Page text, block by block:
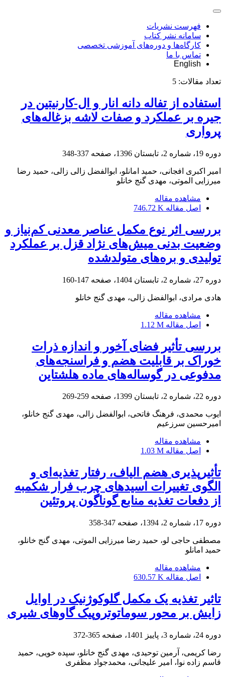
فهرست نشریات
سامانه نشر کتاب
کارگاه‌ها و دوره‌های آموزشی تخصصی
تماس با ما
English
تعداد مقالات: 5
استفاده از تفاله دانه انار و ال-کارنیتین در
جیره بر عملکرد و صفات لاشه بزغاله‌های
پرواری
دوره 19، شماره 2، تابستان 1396، صفحه 337-348
امیر اکبری افجانی، حمید امانلو، ابوالفضل زالی زالی، حمید رضا
میرزایی الموتی، مهدی گنج خانلو
مشاهده مقاله
اصل مقاله 746.72 K
بررسی اثر نوع مکمل عناصر معدنی کم‌نیاز و
وضعیت بدنی میش‌های نژاد قزل بر عملکرد
تولیدی و بره‌های متولدشده
دوره 27، شماره 2، تابستان 1404، صفحه 147-160
هادی مرادی، ابوالفضل زالی، مهدی گنج خانلو
مشاهده مقاله
اصل مقاله 1.12 M
بررسی تأثیر فضای آخور و اندازه ذرات
خوراک بر قابلیت هضم و فراسنجه‌های
مدفوعی در گوساله‌های ماده هلشتاین
دوره 22، شماره 2، تابستان 1399، صفحه 259-269
ایوب محمدی، فرهنگ فاتحی، ابوالفضل زالی، مهدی گنج خانلو،
امیرحسین سرزعیم
مشاهده مقاله
اصل مقاله 1.03 M
تأثیرپذیری هضم الیاف، رفتار تغذیه‌ای و
الگوی تغییرات اسیدهای چرب فرار شکمبه
از دفعات تغذیه منابع گوناگون پروتئین
دوره 17، شماره 2، 1394، صفحه 347-358
مصطفی حاجی لو، حمید رضا میرزایی الموتی، مهدی گنج خانلو،
حمید امانلو
مشاهده مقاله
اصل مقاله 630.57 K
تاثیر تغذیه یک مکمل گلوکوژنیک در اوایل
زایش بر محور سوماتوتروپیک گاوهای شیری
دوره 24، شماره 3، پاییز 1401، صفحه 365-372
رضا کریمی، آرمین توحیدی، مهدی گنج خانلو، سپده خویی، حمید
قاسم زاده نوا، امیر علیجانی، محمدجواد مظفری